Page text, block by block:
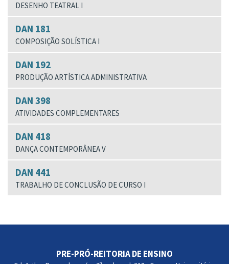
DESENHO TEATRAL I
DAN 181
COMPOSIÇÃO SOLÍSTICA I
DAN 192
PRODUÇÃO ARTÍSTICA ADMINISTRATIVA
DAN 398
ATIVIDADES COMPLEMENTARES
DAN 418
DANÇA CONTEMPORÂNEA V
DAN 441
TRABALHO DE CONCLUSÃO DE CURSO I
PRE-PRÓ-REITORIA DE ENSINO